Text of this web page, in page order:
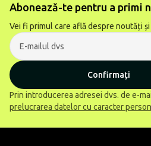
Abonează-te pentru a primi
Vei fi primul care află despre noutăți
Confirmați
Prin introducerea adresei dvs. de e-
prelucrarea datelor cu caracter